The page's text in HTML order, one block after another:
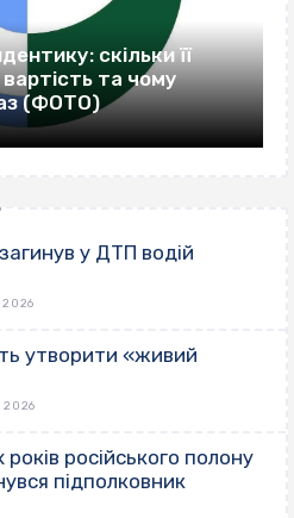
скільки її
та чому
(ФОТО)
у ДТП водій
2026
утворити «живий
2026
російського полону
підполковник